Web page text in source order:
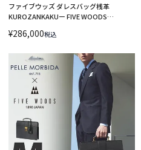
ファイブウッズ ダレスバッグ桟革
KUROZANKAKUー FIVE WOODS
¥286,000税込